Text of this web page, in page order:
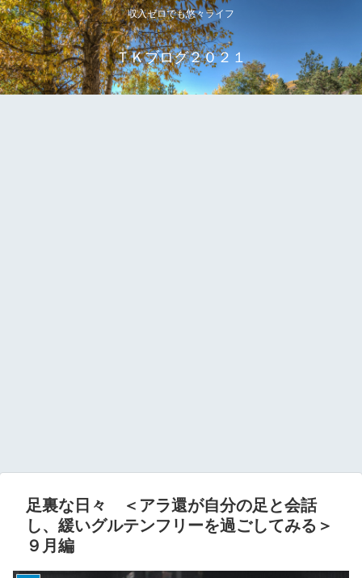
収入ゼロでも悠々ライフ
ＴＫブログ２０２１
足裏な日々 ＜アラ還が自分の足と会話
し、緩いグルテンフリーを過ごしてみる＞
９月編